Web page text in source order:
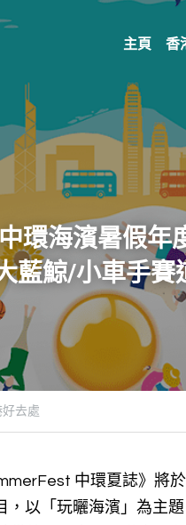
主頁 香
環海濱暑假年
藍鯨/小車手賽
好去處
中環夏誌》將
，以「玩曬海濱」為主